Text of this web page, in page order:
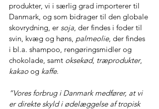
produkter, vi i særlig grad importerer til
Danmark, og som bidrager til den globale
skovrydning, er soja, der findes i foder til
svin, kvæg og høns, palmeolie, der findes
i bl.a. shampoo, rengøringsmidler og
chokolade, samt oksekød, træprodukter,
kakao og kaffe.
”Vores forbrug i Danmark medfører, at vi
er direkte skyld i ødelæggelse af tropisk